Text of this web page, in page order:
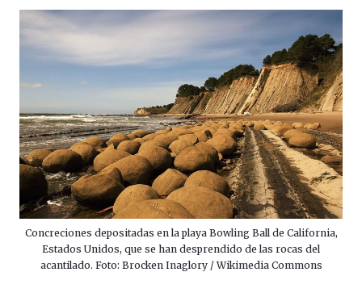
Concreciones depositadas en la playa Bowling Ball de California,
Estados Unidos, que se han desprendido de las rocas del
acantilado. Foto: Brocken Inaglory / Wikimedia Commons